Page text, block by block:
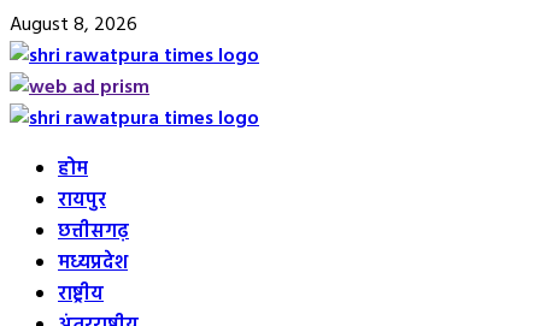
Skip
to
content
August 8, 2026
Primary
होम
रायपुर
छत्तीसगढ़
मध्यप्रदेश
राष्ट्रीय